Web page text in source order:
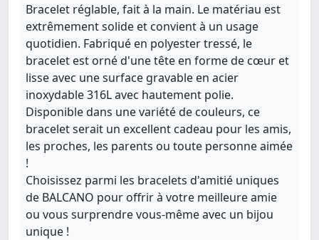
Bracelet réglable, fait à la main. Le matériau est
extrêmement solide et convient à un usage
quotidien. Fabriqué en polyester tressé, le
bracelet est orné d'une tête en forme de cœur et
lisse avec une surface gravable en acier
inoxydable 316L avec hautement polie.
Disponible dans une variété de couleurs, ce
bracelet serait un excellent cadeau pour les amis,
les proches, les parents ou toute personne aimée
!
Choisissez parmi les bracelets d'amitié uniques
de BALCANO pour offrir à votre meilleure amie
ou vous surprendre vous-même avec un bijou
unique !